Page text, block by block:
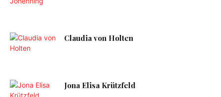
Claudia von Holten
Jona Elisa Krützfeld